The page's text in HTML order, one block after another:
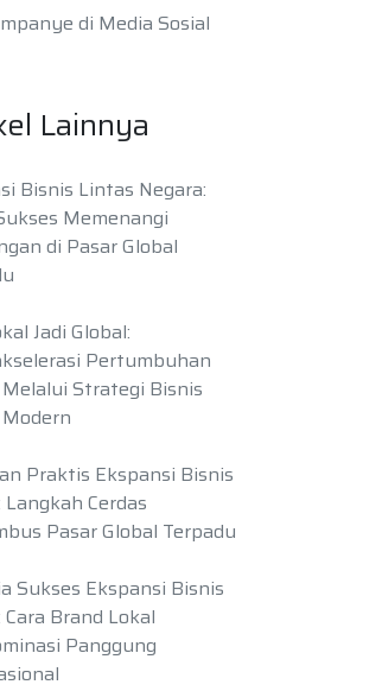
di Media Sosial
Lainnya
Bisnis Lintas Negara:
Memenangi
di Pasar Global
Jadi Global:
Pertumbuhan
Strategi Bisnis
Praktis Ekspansi Bisnis
Cerdas
Pasar Global Terpadu
Sukses Ekspansi Bisnis
Brand Lokal
Panggung